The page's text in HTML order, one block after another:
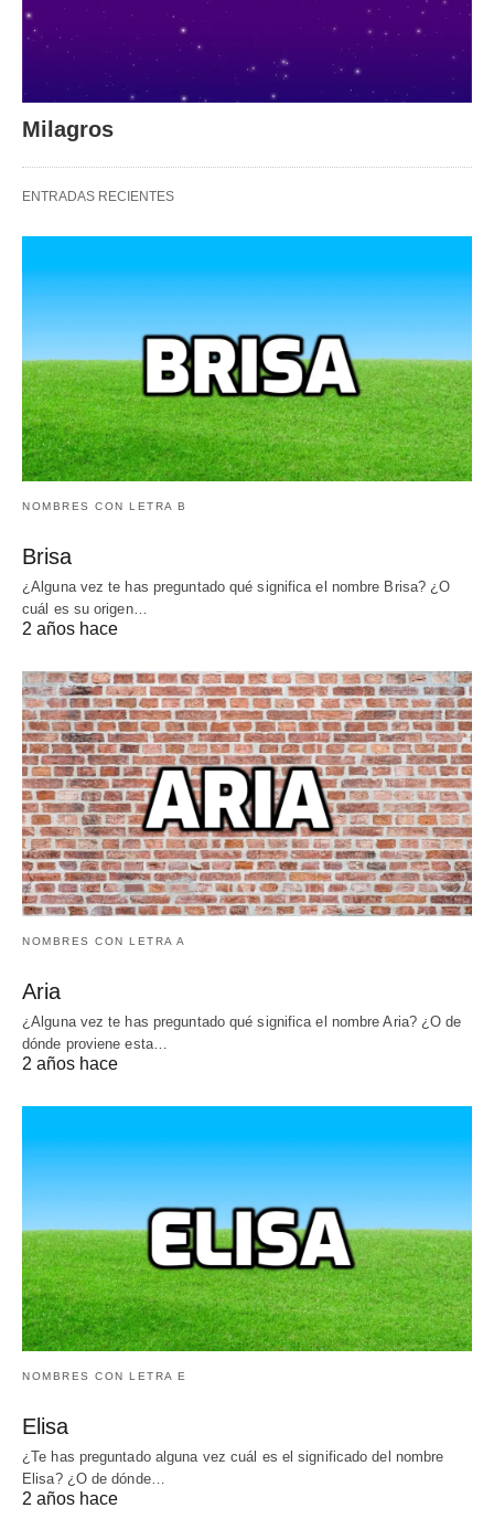
Milagros
ENTRADAS RECIENTES
NOMBRES CON LETRA B
Brisa
¿Alguna vez te has preguntado qué significa el nombre Brisa? ¿O
cuál es su origen…
2 años hace
NOMBRES CON LETRA A
Aria
¿Alguna vez te has preguntado qué significa el nombre Aria? ¿O de
dónde proviene esta…
2 años hace
NOMBRES CON LETRA E
Elisa
¿Te has preguntado alguna vez cuál es el significado del nombre
Elisa? ¿O de dónde…
2 años hace